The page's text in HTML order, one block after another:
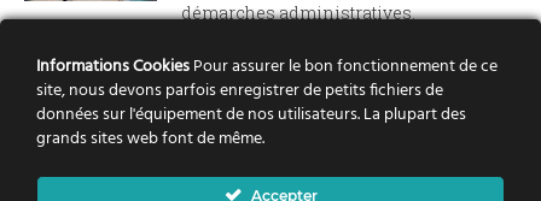
démarches administratives.
RENDEZ-VOUS AUX PATAUGEOIRES :
Rejoignez l’équipe pour la 3ème
ÉDITION !
Informations CookiesPour assurer le bon fonctionnement de ce
site, nous devons parfois enregistrer de petits fichiers de
données sur l'équipement de nos utilisateurs. La plupart des
grands sites web font de même.
Accepter